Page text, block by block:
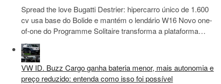
Spread the love Bugatti Destrier: hipercarro único de 1.600
cv usa base do Bolide e mantém o lendário W16 Novo one-
of-one do Programme Solitaire transforma a plataforma…
VW ID. Buzz Cargo ganha bateria menor, mais autonomia e
preço reduzido: entenda como isso foi possível